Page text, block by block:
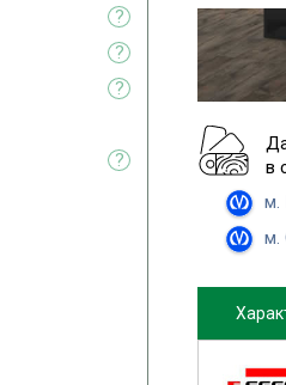
в
м.
м.
?
?
?
?